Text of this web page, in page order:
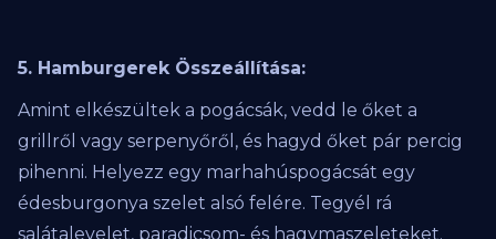
5. Hamburgerek Összeállítása:
Amint elkészültek a pogácsák, vedd le őket a
grillről vagy serpenyőről, és hagyd őket pár percig
pihenni. Helyezz egy marhahúspogácsát egy
édesburgonya szelet alsó felére. Tegyél rá
salátalevelet, paradicsom- és hagymaszeleteket.